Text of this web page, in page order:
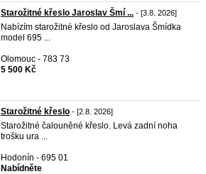
Starožitné křeslo Jaroslav Šmí ... - [3.8. 2026]
Nabízím starožitné křeslo od Jaroslava Šmídka
model 695 ...
Olomouc - 783 73
5 500 Kč
Starožitné křeslo - [2.8. 2026]
Starožitné čalouněné křeslo. Levá zadní noha
trošku ura ...
Hodonín - 695 01
Nabídněte